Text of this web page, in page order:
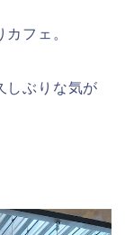
フェ。
しぶりな気が